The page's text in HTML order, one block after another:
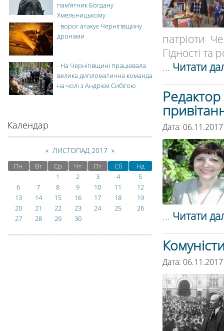
патріоти
Гідності та
... Читати
Дата:
... Читати
Дата:
пам’ятник Богдану
Хмельницькому
- ворог атакує Чернігівщину
дронами
- На Чернігівщині працювала
велика дипломатична команда
на чолі з Андрієм Сибігою
Календар
« ЛИСТОПАД 2017 »
Пн Вт Ср Чт Пт Сб
Нд
1
2 3 4
5
6
7 8 9 10 11
12
13
14 15 16 17 18
19
20
21 22 23 24 25
26
27
28 29 30